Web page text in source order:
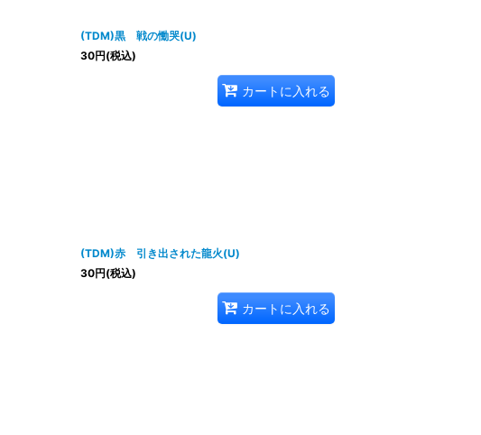
(TDM)黒 戦の慟哭(U)
30円(税込)
カートに入れる
(TDM)赤 引き出された龍火(U)
30円(税込)
カートに入れる